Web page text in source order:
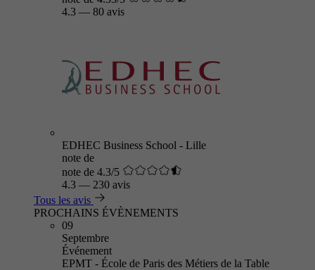
4.3 — 80 avis
EDHEC Business School - Lille
note de
note de 4.3/5
4.3 — 230 avis
Tous les avis
PROCHAINS ÉVÈNEMENTS
09
Septembre
Événement
EPMT - École de Paris des Métiers de la Table